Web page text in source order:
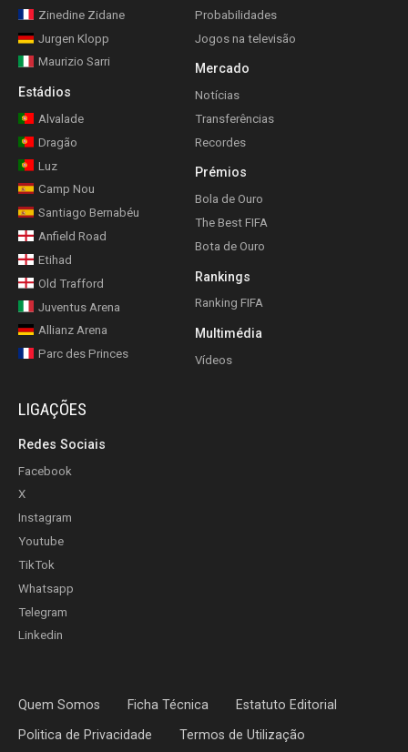
Zinedine Zidane
Jurgen Klopp
Maurizio Sarri
Estádios
Alvalade
Dragão
Luz
Camp Nou
Santiago Bernabéu
Anfield Road
Etihad
Old Trafford
Juventus Arena
Allianz Arena
Parc des Princes
Probabilidades
Jogos na televisão
Mercado
Notícias
Transferências
Recordes
Prémios
Bola de Ouro
The Best FIFA
Bota de Ouro
Rankings
Ranking FIFA
Multimédia
Vídeos
LIGAÇÕES
Redes Sociais
Facebook
X
Instagram
Youtube
TikTok
Whatsapp
Telegram
Linkedin
Quem Somos Ficha Técnica Estatuto Editorial
Politica de Privacidade Termos de Utilização